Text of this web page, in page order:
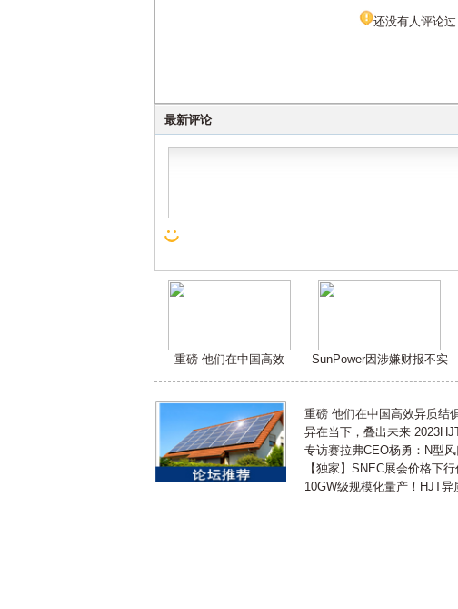
还没有人评论过
最新评论
重磅 他们在中国高效 SunPower因涉嫌财报不实
重磅 他们在中国高效异质结
异在当下，叠出未来
专访赛拉弗CEO杨勇：N型
【独家】SNEC展会价格下
10GW级规模化量产！HJT